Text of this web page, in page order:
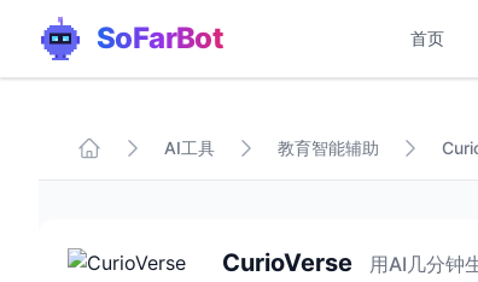
SoFarBot 首页
AI工具 教育智能辅助
CurioVerse 用AI几分钟